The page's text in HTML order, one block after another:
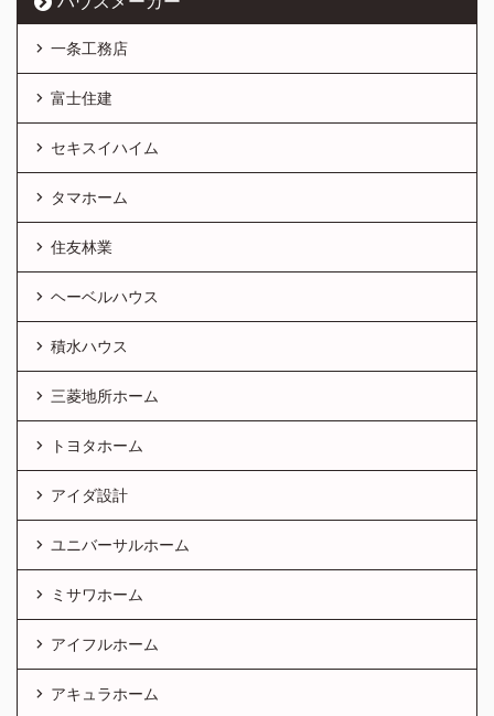
一条工務店
富士住建
セキスイハイム
タマホーム
住友林業
ヘーベルハウス
積水ハウス
三菱地所ホーム
トヨタホーム
アイダ設計
ユニバーサルホーム
ミサワホーム
アイフルホーム
アキュラホーム